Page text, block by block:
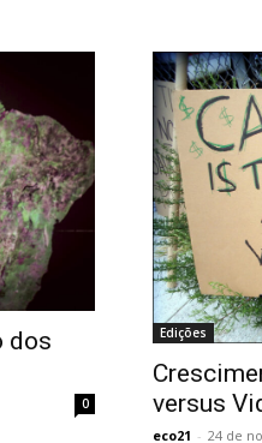
dos
0
Edições
versus
eco21 - 24 de